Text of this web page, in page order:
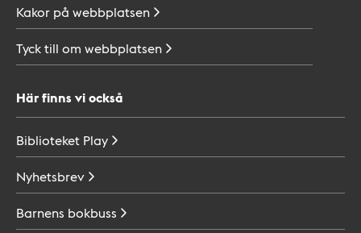
Kakor på webbplatsen
Tyck till om webbplatsen
Här finns vi också
Biblioteket Play
Nyhetsbrev
Barnens bokbuss